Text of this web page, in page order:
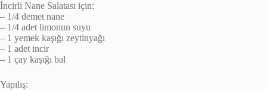
İncirli Nane Salatası için:
– 1/4 demet nane
– 1/4 adet limonun suyu
– 1 yemek kaşığı zeytinyağı
– 1 adet incir
– 1 çay kaşığı bal
Yapılış: